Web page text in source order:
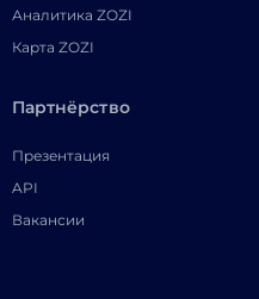
Аналитика ZOZI
Карта ZOZI
Партнёрство
Презентация
API
Вакансии